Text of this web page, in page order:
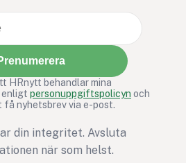
snabbt bortglömd.
HRnytt behandlar mina
personuppgiftspolicyn och
nyhetsbrev via e-post.
din integritet. Avsluta
när som helst.